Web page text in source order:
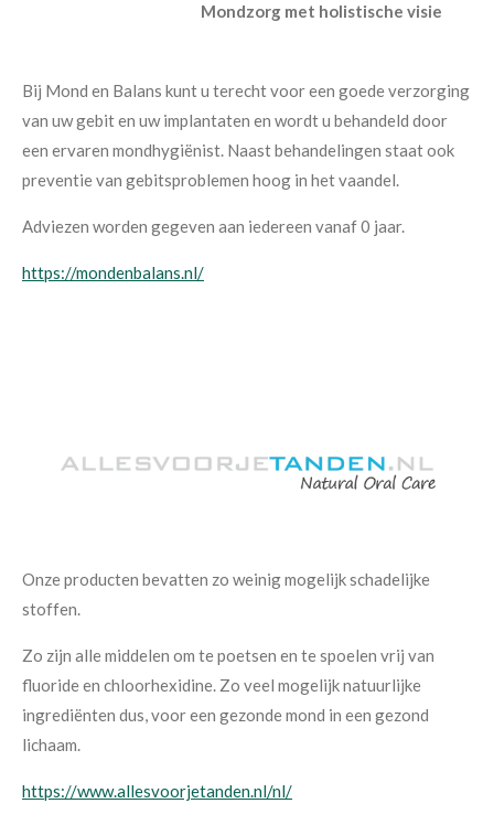
Mondzorg met holistische visie
Bij Mond en Balans kunt u terecht voor een goede verzorging
van uw gebit en uw implantaten en wordt u behandeld door
een ervaren mondhygiënist. Naast behandelingen staat ook
preventie van gebitsproblemen hoog in het vaandel.
Adviezen worden gegeven aan iedereen vanaf 0 jaar.
https://mondenbalans.nl/
Onze producten bevatten zo weinig mogelijk schadelijke
stoffen.
Zo zijn alle middelen om te poetsen en te spoelen vrij van
fluoride en chloorhexidine. Zo veel mogelijk natuurlijke
ingrediënten dus, voor een gezonde mond in een gezond
lichaam.
https://www.allesvoorjetanden.nl/nl/